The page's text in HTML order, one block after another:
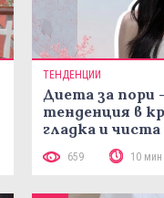
ТЕНДЕНЦИИ
Диета за пори
тенденция в
гладка и
659 10 мин